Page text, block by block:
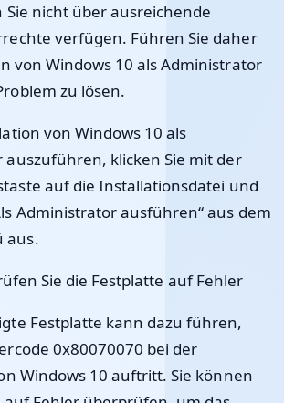
nicht über ausreichende
verfügen. Führen Sie daher
von Windows 10 als Administrator
zu lösen.
von Windows 10 als
klicken Sie mit der
auf die Installationsdatei und
Administrator ausführen“ aus dem
aus.
Sie die Festplatte auf Fehler
Festplatte kann dazu führen,
0x80070070 bei der
Windows 10 auftritt. Sie können